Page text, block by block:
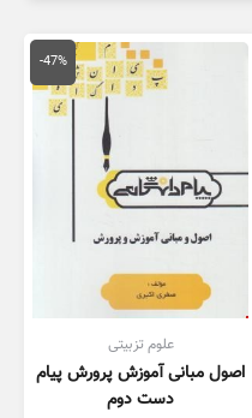
-47%
علوم تزبیتی
اصول مبانی آموزش پرورش پیام
دست دوم
قیمت
اصلی
150,000 تومان
بود.
قیمت
فعلی
است.